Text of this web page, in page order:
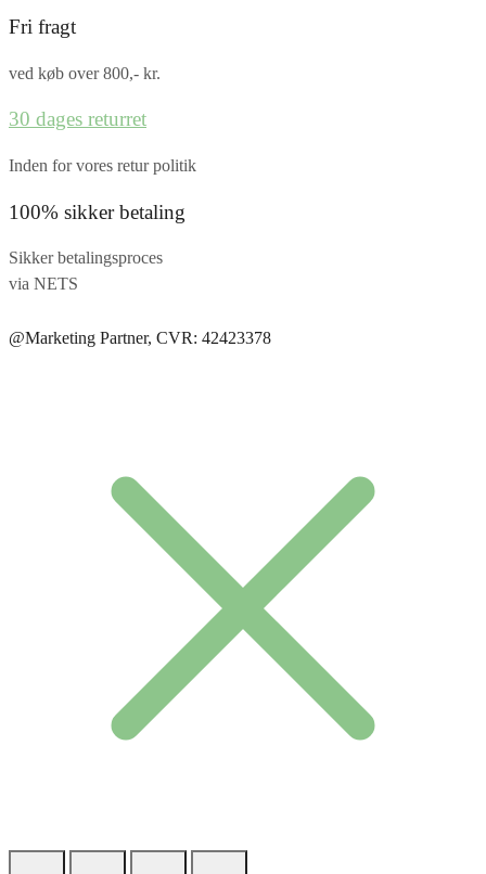
Fri fragt
ved køb over 800,- kr.
30 dages returret
Inden for vores retur politik
100% sikker betaling
Sikker betalingsproces
via NETS
@Marketing Partner, CVR: 42423378